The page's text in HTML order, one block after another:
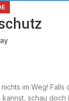
im Weg!
schau doch